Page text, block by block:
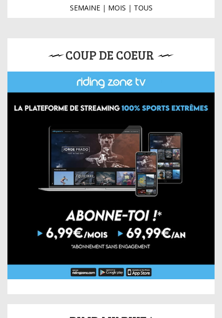
SEMAINE| MOIS | TOUS
COUP DE COEUR